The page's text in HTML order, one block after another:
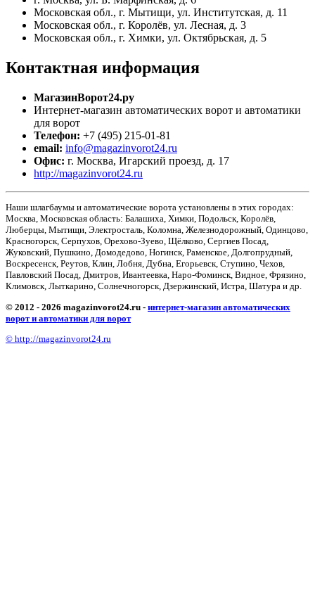
Московская обл., г. Мытищи, ул. Институтская, д. 11
Московская обл., г. Королёв, ул. Лесная, д. 3
Московская обл., г. Химки, ул. Октябрьская, д. 5
Контактная информация
МагазинВорот24.ру
Интернет-магазин автоматических ворот и автоматики
для ворот
Телефон: +7 (495) 215-01-81
email: info@magazinvorot24.ru
Офис: г. Москва, Игарский проезд, д. 17
http://magazinvorot24.ru
Наши шлагбаумы и автоматические ворота установлены в этих городах:
Москва, Московская область: Балашиха, Химки, Подольск, Королёв,
Люберцы, Мытищи, Электросталь, Коломна, Железнодорожный, Одинцово,
Красногорск, Серпухов, Орехово-Зуево, Щёлково, Сергиев Посад,
Жуковский, Пушкино, Домодедово, Ногинск, Раменское, Долгопрудный,
Воскресенск, Реутов, Клин, Лобня, Дубна, Егорьевск, Ступино, Чехов,
Павловский Посад, Дмитров, Ивантеевка, Наро-Фоминск, Видное, Фрязино,
Климовск, Лыткарино, Солнечногорск, Дзержинский, Истра, Шатура и др.
© 2012 - 2026 magazinvorot24.ru - интернет-магазин автоматических
ворот и автоматики для ворот
© http://magazinvorot24.ru